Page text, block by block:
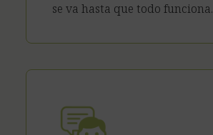
se va hasta que todo funciona.